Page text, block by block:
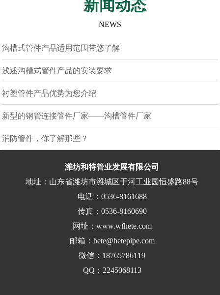
新闻动态
NEWS
沟槽式管件产品适用范围带您了解
浅述沟槽式管件产品的安装要求
衬塑管件产品优势为您介绍
新型的钢管连接管件厂家——沟槽管件厂家
消防管件，你了解那些？
潍坊和特管业发展有限公司
地址：山东省潍坊市潍城区于河工业园恒盛路88号
电话：0536-8161688
传真：0536-8160690
网址：www.wfhete.com
邮箱：hete@hetepipe.com
微信：18765786119
QQ：2245068113